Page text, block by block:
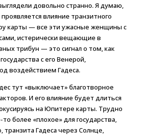
довольно странно. Я думаю,
влияние транзитного
карты — все эти ужасные женщины с
истерически вещающие в
трибун — это сигнал о том, как
с его Венерой,
воздействием Гадеса.
тут «выключает» благотворное
И его влияние будет длиться
на Юпитере карты. Трудно
более «плохое» для государства,
транзита Гадеса через Солнце,